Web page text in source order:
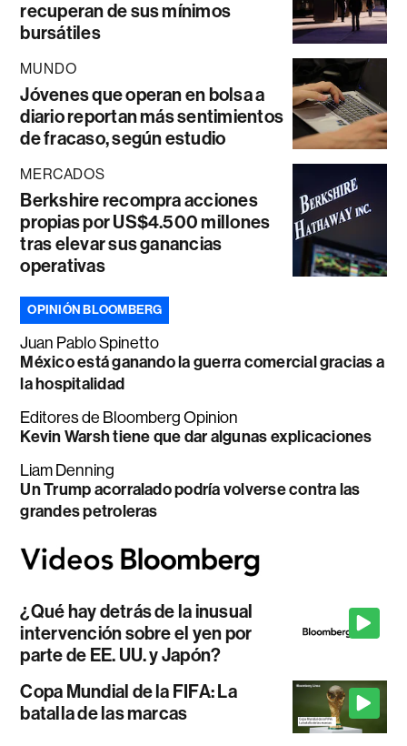
recuperan de sus mínimos
bursátiles
MUNDO
Jóvenes que operan en bolsa a
diario reportan más sentimientos
de fracaso, según estudio
MERCADOS
Berkshire recompra acciones
propias por US$4.500 millones
tras elevar sus ganancias
operativas
OPINIÓN BLOOMBERG
Juan Pablo Spinetto
México está ganando la guerra comercial gracias a
la hospitalidad
Editores de Bloomberg Opinion
Kevin Warsh tiene que dar algunas explicaciones
Liam Denning
Un Trump acorralado podría volverse contra las
grandes petroleras
¿Qué hay detrás de la inusual
intervención sobre el yen por
parte de EE. UU. y Japón?
Copa Mundial de la FIFA: La
batalla de las marcas